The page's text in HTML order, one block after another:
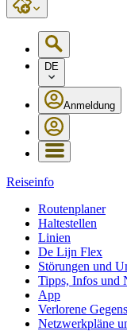
DE
Anmeldung
Reiseinfo
Routenplaner
Haltestellen
Linien
De Lijn Flex
Störungen und
Tipps, Infos und
App
Verlorene
Netzwerkpläne